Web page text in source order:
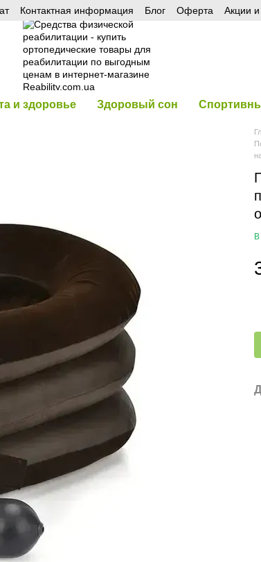
Контактная информация Блог Оферта Акции
и здоровье Здоровый сон